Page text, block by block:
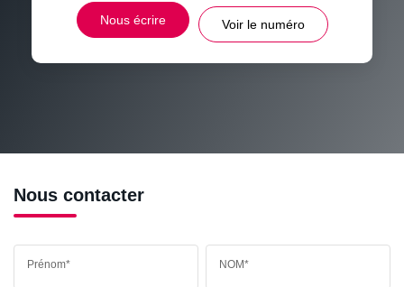
DISTANCE DE L'AÉROPORT : SUPERFICIE :
RÉSULTATS DES LYCÉES
Nous écrire Voir le numéro
Nous contacter
Prénom* NOM*